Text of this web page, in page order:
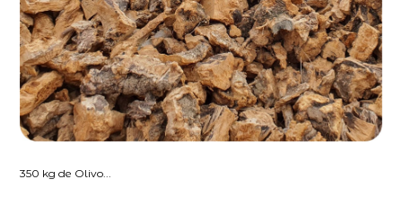
350 kg de Olivo...